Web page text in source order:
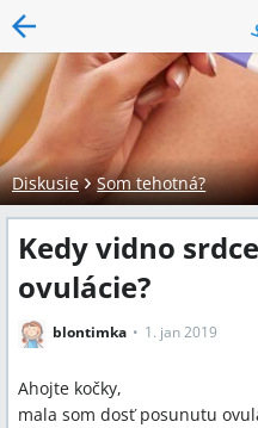
Diskusie Som tehotná?
Kedy vidno
ovulácie?
blontimka 1. jan 2019
Ahojte kočky,
mala som dosť posunutu